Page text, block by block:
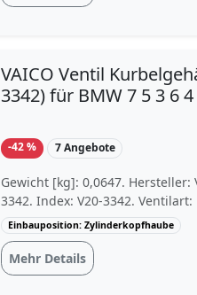
VAICO Ventil
3342) für BMW 7 5 3 6 4
-42 % 7 Angebote
Gewicht [kg]: 0,0647. Hersteller:
3342. Index: V20-3342.
Einbauposition: Zylinderkopfhaube
Mehr Details